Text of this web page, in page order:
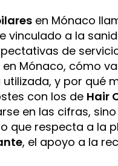
en Mónaco
vinculado a la
de
Mónaco, cómo
y por qué
con los de Hair
en las cifras,
que respecta a la
, el apoyo a la